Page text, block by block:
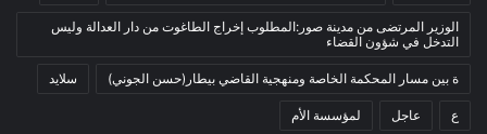
بيئة
أدب وشعر
(133)
إعلام
الوزير المرتضى من مدينة صور:المطلوب إخراج الطاغوت من دار العدالة وليس
التدخل في شؤون القضاء
ة بين مسار المحكمة الخاصة ومنهجية القاضي بيطار(حسن الجوني) سلايد
ع عاجل لمؤسسة الأم